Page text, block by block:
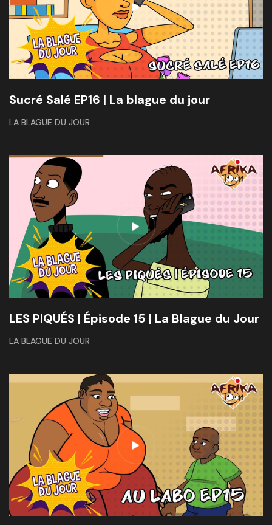
Sucré Salé EP16 | La blague du jour
LA BLAGUE DU JOUR
LES PIQUÉS | Épisode 15 | La Blague du Jour
LA BLAGUE DU JOUR